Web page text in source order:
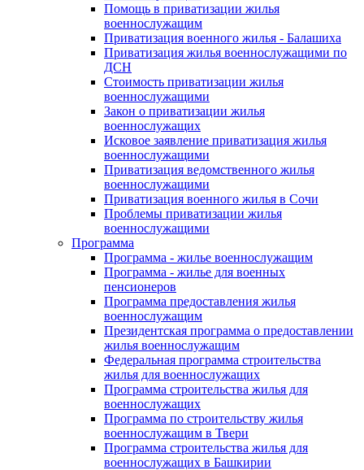
Помощь в приватизации жилья
военнослужащим
Приватизация военного жилья - Балашиха
Приватизация жилья военнослужащими по
ДСН
Стоимость приватизации жилья
военнослужащими
Закон о приватизации жилья
военнослужащих
Исковое заявление приватизация жилья
военнослужащими
Приватизация ведомственного жилья
военнослужащими
Приватизация военного жилья в Сочи
Проблемы приватизации жилья
военнослужащими
Программа
Программа - жилье военнослужащим
Программа - жилье для военных
пенсионеров
Программа предоставления жилья
военнослужащим
Президентская программа о предоставлении
жилья военнослужащим
Федеральная программа строительства
жилья для военнослужащих
Программа строительства жилья для
военнослужащих
Программа по строительству жилья
военнослужащим в Твери
Программа строительства жилья для
военнослужащих в Башкирии